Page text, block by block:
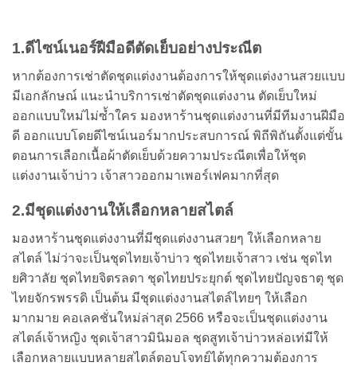
1.ดีไซน์เนอร์ฝีมือดีตัดเย็บอย่างประณีต
หากต้องการเช่าตัดชุดแต่งงานต้องการให้ชุดแต่งงานสวยแบบ
มีเอกลักษณ์ แนะนำบริการเช่าตัดชุดแต่งงาน ตัดเย็บใหม่
ออกแบบใหม่ไม่ซ้ำใคร มองหาร้านชุดแต่งงานที่มีทีมงานฝีมือ
ดี ออกแบบโดยดีไซน์เนอร์มากประสบการณ์ พิถีพิถันตั้งแต่ขั้น
ตอนการเลือกเนื้อผ้าตัดเย็บด้วยความประณีตเพื่อให้ชุด
แต่งงานเจ้าบ่าว เจ้าสาวออกมาเพอร์เฟคมากที่สุด
2.มีชุดแต่งงานให้เลือกหลายสไตล์
มองหาร้านชุดแต่งงานที่มีชุดแต่งงานสวยๆ ให้เลือกหลาย
สไตล์ ไม่ว่าจะเป็นชุดไทยเจ้าบ่าว ชุดไทยเจ้าสาว เช่น ชุดไท
ยศิวาลัย ชุดไทยจิตรลดา ชุดไทยประยุกต์ ชุดไทยปัญจธาตุ ชุด
ไทยจักรพรรดิ เป็นต้น มีชุดแต่งงานสไตล์ไทยๆ ให้เลือก
มากมาย คอเลคชั่นใหม่ล่าสุด 2566 หรือจะเป็นชุดแต่งงาน
สไตล์เจ้าหญิง ชุดเจ้าสาวมินิมอล ชุดสูทเจ้าบ่าวหล่อเท่มีให้
เลือกหลายแบบหลายสไตล์ตอบโจทย์ได้ทุกความต้องการ